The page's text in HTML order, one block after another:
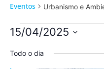
Eventos Urbanismo e
15/04/2025
a
Todo o dia